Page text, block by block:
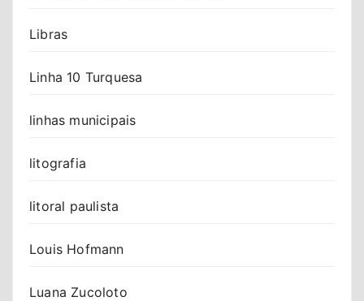
Libras
Linha 10 Turquesa
linhas municipais
litografia
litoral paulista
Louis Hofmann
Luana Zucoloto